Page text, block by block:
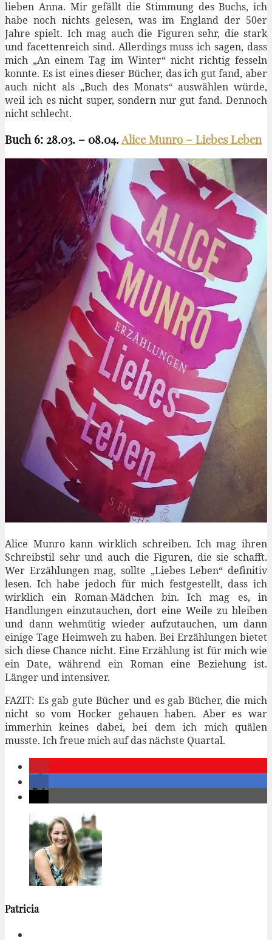
lieben Anna. Mir gefällt die Stimmung des Buchs, ich
habe noch nichts gelesen, was im England der 50er
Jahre spielt. Ich mag auch die Figuren sehr, die stark
und facettenreich sind. Allerdings muss ich sagen, dass
mich „An einem Tag im Winter“ nicht richtig fesseln
konnte. Es ist eines dieser Bücher, das ich gut fand, aber
auch nicht als „Buch des Monats“ auswählen würde,
weil ich es nicht super, sondern nur gut fand. Dennoch
nicht schlecht.
Buch 6: 28.03. – 08.04.Alice Munro – Liebes Leben
Alice Munro kann wirklich schreiben. Ich mag ihren
Schreibstil sehr und auch die Figuren, die sie schafft.
Wer Erzählungen mag, sollte „Liebes Leben“ definitiv
lesen. Ich habe jedoch für mich festgestellt, dass ich
wirklich ein Roman-Mädchen bin. Ich mag es, in
Handlungen einzutauchen, dort eine Weile zu bleiben
und dann wehmütig wieder aufzutauchen, um dann
einige Tage Heimweh zu haben. Bei Erzählungen bietet
sich diese Chance nicht. Eine Erzählung ist für mich wie
ein Date, während ein Roman eine Beziehung ist.
Länger und intensiver.
FAZIT: Es gab gute Bücher und es gab Bücher, die mich
nicht so vom Hocker gehauen haben. Aber es war
immerhin keines dabei, bei dem ich mich quälen
musste. Ich freue mich auf das nächste Quartal.
Patricia